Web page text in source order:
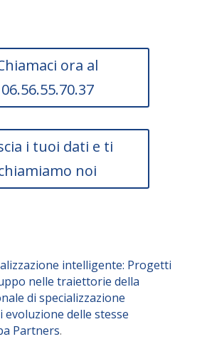
ora al
06.56.55.70.37
i tuoi dati e ti
noi
intelligente: Progetti
nelle traiettorie della
di specializzazione
delle stesse
Partners.